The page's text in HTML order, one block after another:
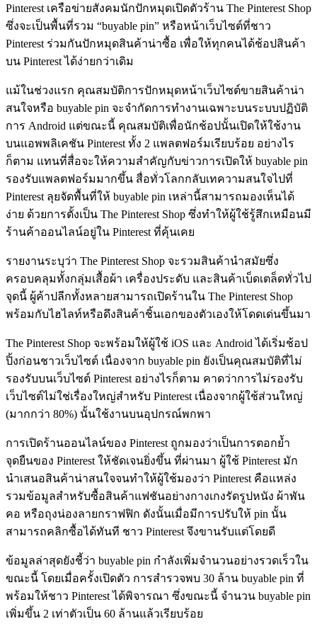
Pinterest เครือข่ายสังคมนักปักหมุดเปิดตัวร้าน The Pinterest Shop
ซึ่งจะเป็นพื้นที่รวม “buyable pin” หรือหน้าเว็บไซต์ที่ชาว
Pinterest ร่วมกันปักหมุดสินค้าน่าซื้อ เพื่อให้ทุกคนได้ช้อปสินค้า
บน Pinterest ได้ง่ายกว่าเดิม
แม้ในช่วงแรก คุณสมบัติการปักหมุดหน้าเว็บไซต์ขายสินค้าน่า
สนใจหรือ buyable pin จะจำกัดการทำงานเฉพาะบนระบบปฏิบัติ
การ Android แต่ขณะนี้ คุณสมบัติเพื่อนักช้อปนั้นเปิดให้ใช้งาน
บนแอพพลิเคชัน Pinterest ทั้ง 2 แพลตฟอร์มเรียบร้อย อย่างไร
ก็ตาม แทนที่สื่อจะให้ความสำคัญกับข่าวการเปิดให้ buyable pin
รองรับแพลตฟอร์มมากขึ้น สื่อทั่วโลกกลับเทความสนใจไปที่
Pinterest ลุยจัดพื้นที่ให้ buyable pin เหล่านี้สามารถมองเห็นได้
ง่าย ด้วยการตั้งเป็น The Pinterest Shop ซึ่งทำให้ผู้ใช้รู้สึกเหมือนมี
ร้านค้าออนไลน์อยู่ใน Pinterest ที่คุ้นเคย
รายงานระบุว่า The Pinterest Shop จะรวมสินค้านำสมัยซึ่ง
ครอบคลุมทั้งกลุ่มเสื้อผ้า เครื่องประดับ และสินค้าเบ็ดเตล็ดทั่วไป
จุดนี้ ผู้ค้าปลีกทั้งหลายสามารถเปิดร้านใน The Pinterest Shop
พร้อมกับไฮไลท์หรือดึงสินค้าชิ้นเอกของตัวเองให้โดดเด่นขึ้นมา
The Pinterest Shop จะพร้อมให้ผู้ใช้ iOS และ Android ได้เริ่มช้อป
ปิ้งก่อนชาวเว็บไซต์ เนื่องจาก buyable pin ยังเป็นคุณสมบัติที่ไม่
รองรับบนเว็บไซต์ Pinterest อย่างไรก็ตาม คาดว่าการไม่รองรับ
เว็บไซต์ไม่ใช่เรื่องใหญ่สำหรับ Pinterest เนื่องจากผู้ใช้ส่วนใหญ่
(มากกว่า 80%) นั้นใช้งานบนอุปกรณ์พกพา
การเปิดร้านออนไลน์ของ Pinterest ถูกมองว่าเป็นการตอกย้ำ
จุดยืนของ Pinterest ให้ชัดเจนยิ่งขึ้น ที่ผ่านมา ผู้ใช้ Pinterest มัก
นำเสนอสินค้าน่าสนใจจนทำให้ผู้ใช้มองว่า Pinterest คือแหล่ง
รวมข้อมูลสำหรับซื้อสินค้าแฟชันอย่างกางเกงรัดรูปหนัง ผ้าพัน
คอ หรือถุงน่องลายกราฟฟิก ดังนั้นเมื่อมีการปรับให้ pin นั้น
สามารถคลิกซื้อได้ทันที ชาว Pinterest จึงขานรับแต่โดยดี
ข้อมูลล่าสุดยังชี้ว่า buyable pin กำลังเพิ่มจำนวนอย่างรวดเร็วใน
ขณะนี้ โดยเมื่อครั้งเปิดตัว การสำรวจพบ 30 ล้าน buyable pin ที่
พร้อมให้ชาว Pinterest ได้พิจารณา ซึ่งขณะนี้ จำนวน buyable pin
เพิ่มขึ้น 2 เท่าตัวเป็น 60 ล้านแล้วเรียบร้อย